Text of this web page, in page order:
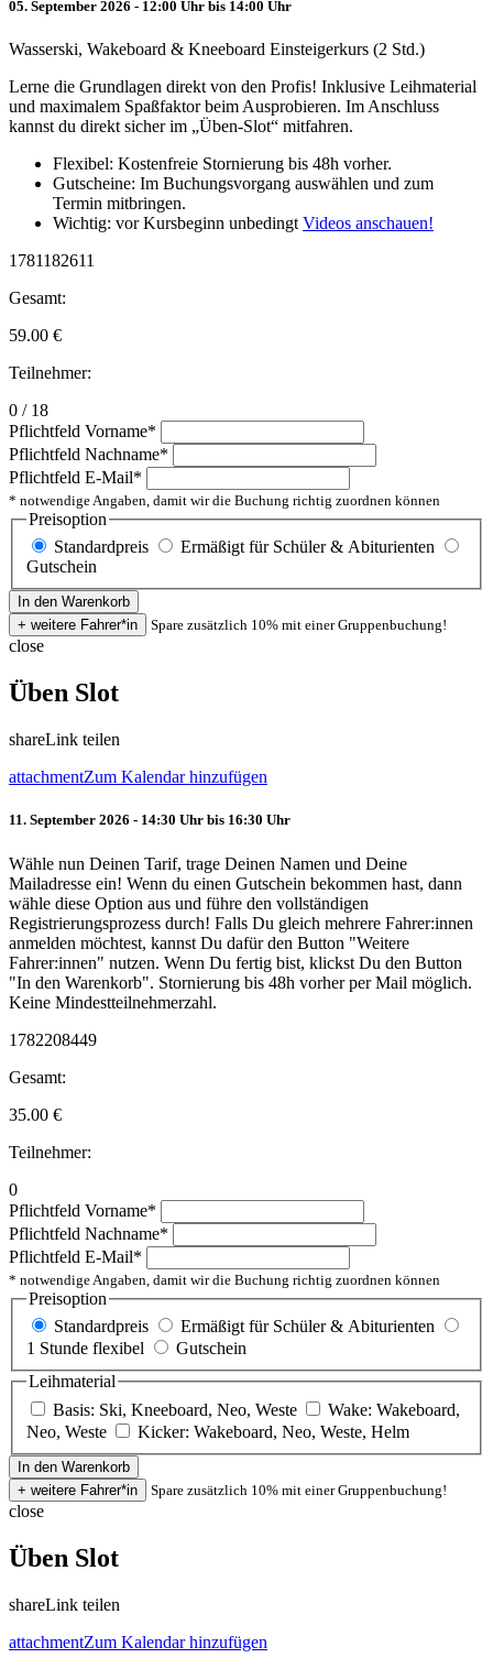
05. September 2026 - 12:00 Uhr bis 14:00 Uhr
Wasserski, Wakeboard & Kneeboard Einsteigerkurs (2 Std.)
Lerne die Grundlagen direkt von den Profis! Inklusive Leihmaterial
und maximalem Spaßfaktor beim Ausprobieren. Im Anschluss
kannst du direkt sicher im „Üben-Slot“ mitfahren.
Flexibel: Kostenfreie Stornierung bis 48h vorher.
Gutscheine: Im Buchungsvorgang auswählen und zum
Termin mitbringen.
Wichtig: vor Kursbeginn unbedingt Videos anschauen!
1781182611
Gesamt:
59.00 €
Teilnehmer:
0 / 18
Pflichtfeld Vorname*
Pflichtfeld Nachname*
Pflichtfeld E-Mail*
* notwendige Angaben, damit wir die Buchung richtig zuordnen können
Preisoption
Standardpreis
Ermäßigt für Schüler & Abiturienten
Gutschein
Spare zusätzlich 10% mit einer Gruppenbuchung!
close
Üben Slot
shareLink teilen
attachmentZum Kalendar hinzufügen
11. September 2026 - 14:30 Uhr bis 16:30 Uhr
Wähle nun Deinen Tarif, trage Deinen Namen und Deine
Mailadresse ein! Wenn du einen Gutschein bekommen hast, dann
wähle diese Option aus und führe den vollständigen
Registrierungsprozess durch! Falls Du gleich mehrere Fahrer:innen
anmelden möchtest, kannst Du dafür den Button "Weitere
Fahrer:innen" nutzen. Wenn Du fertig bist, klickst Du den Button
"In den Warenkorb". Stornierung bis 48h vorher per Mail möglich.
Keine Mindestteilnehmerzahl.
1782208449
Gesamt:
35.00 €
Teilnehmer:
0
Pflichtfeld Vorname*
Pflichtfeld Nachname*
Pflichtfeld E-Mail*
* notwendige Angaben, damit wir die Buchung richtig zuordnen können
Preisoption
Standardpreis
Ermäßigt für Schüler & Abiturienten
1 Stunde flexibel
Gutschein
Leihmaterial
Basis: Ski, Kneeboard, Neo, Weste
Wake: Wakeboard,
Neo, Weste
Kicker: Wakeboard, Neo, Weste, Helm
Spare zusätzlich 10% mit einer Gruppenbuchung!
close
Üben Slot
shareLink teilen
attachmentZum Kalendar hinzufügen